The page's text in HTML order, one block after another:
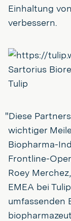
Einhaltung
verbessern.
Sartorius
Tulip
"Diese
wichtiger
Biopharma-
Frontline-
Roey
EMEA bei
umfassenden